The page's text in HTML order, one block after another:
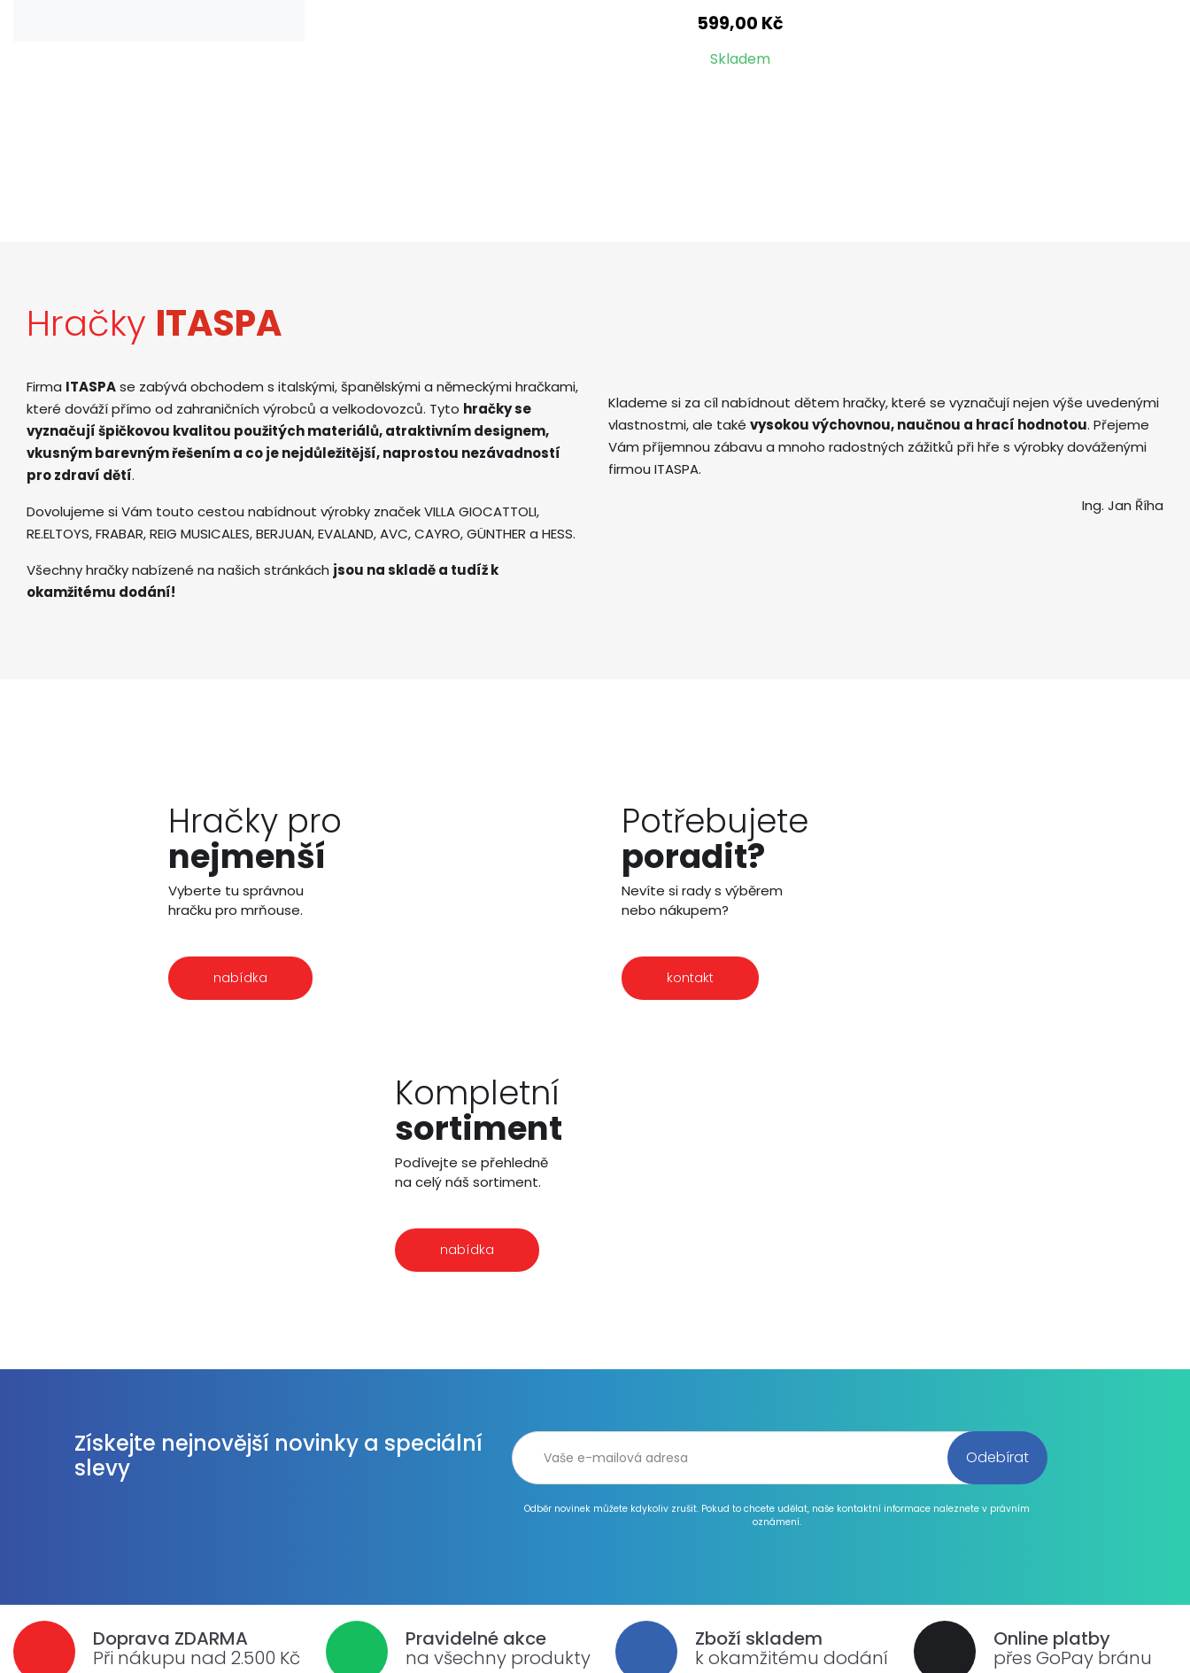
599,00 Kč
Skladem
Hračky ITASPA
Firma ITASPAse zabývá obchodem s italskými, španělskými a německými hračkami,
které dováží přímo od zahraničních výrobců a velkodovozců. Tyto hračky se
vyznačují špičkovou kvalitou použitých materiálů, atraktivním designem,
vkusným barevným řešením a co je nejdůležitější, naprostou nezávadností
pro zdraví dětí.
Dovolujeme si Vám touto cestou nabídnout výrobky značek VILLA GIOCATTOLI,
RE.ELTOYS, FRABAR, REIG MUSICALES, BERJUAN, EVALAND, AVC, CAYRO, GÜNTHER a HESS.
Všechny hračky nabízené na našich stránkách jsou na skladě a tudíž k
okamžitému dodání!
Klademe si za cíl nabídnout dětem hračky, které se vyznačují nejen výše uvedenými
vlastnostmi, ale také vysokou výchovnou, naučnou a hrací hodnotou. Přejeme
Vám příjemnou zábavu a mnoho radostných zážitků při hře s výrobky dováženými
firmou ITASPA.
Ing. Jan Říha
Hračky pro
nejmenší
Vyberte tu správnou
hračku pro mrňouse.
nabídka
Potřebujete
poradit?
Nevíte si rady s výběrem
nebo nákupem?
kontakt
Kompletní
sortiment
Podívejte se přehledně
na celý náš sortiment.
nabídka
Získejte nejnovější novinky a speciální
slevy
Odběr novinek můžete kdykoliv zrušit. Pokud to chcete udělat, naše kontaktní informace naleznete v právním
oznámení.
Doprava ZDARMA
Při nákupu nad 2.500 Kč
Pravidelné akce
na všechny produkty
Zboží skladem
k okamžitému dodání
Online platby
přes GoPay bránu